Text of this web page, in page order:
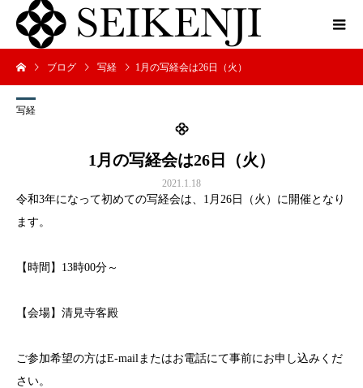
ブログ 写経 1月の写経会は26日（火）
写経
1月の写経会は26日（火）
2021.1.18
令和3年になって初めての写経会は、1月26日（火）に開催となり
ます。
【時間】13時00分～
【会場】清見寺客殿
ご参加希望の方はE-mailまたはお電話にて事前にお申し込みくだ
さい。